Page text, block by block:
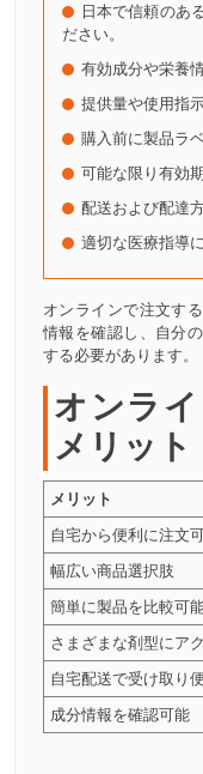
日本で信頼のあ
ださい。
有効成分や栄養
提供量や使用指
購入前に製品ラ
可能な限り有効
配送および配達
適切な医療指導
オンラインで注文す
情報を確認し、自分
する必要があります。
オンラ
メリット
メリット
自宅から便利に注文
幅広い商品選択肢
簡単に製品を比較可
さまざまな剤型にア
自宅配送で受け取り
成分情報を確認可能